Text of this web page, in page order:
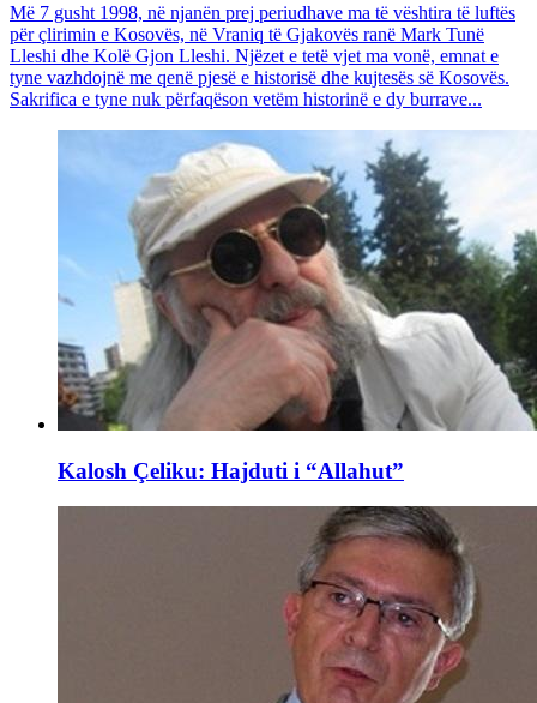
Më 7 gusht 1998, në njanën prej periudhave ma të vështira të luftës
për çlirimin e Kosovës, në Vraniq të Gjakovës ranë Mark Tunë
Lleshi dhe Kolë Gjon Lleshi. Njëzet e tetë vjet ma vonë, emnat e
tyne vazhdojnë me qenë pjesë e historisë dhe kujtesës së Kosovës.
Sakrifica e tyne nuk përfaqëson vetëm historinë e dy burrave...
Kalosh Çeliku: Hajduti i “Allahut”